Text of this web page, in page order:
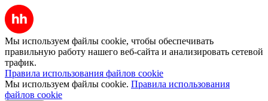
Мы используем файлы cookie, чтобы обеспечивать
правильную работу нашего веб-сайта и анализировать сетевой
трафик.
Правила использования файлов cookie
Мы используем файлы cookie. Правила использования
файлов cookie